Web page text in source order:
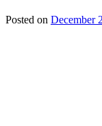
Posted on December